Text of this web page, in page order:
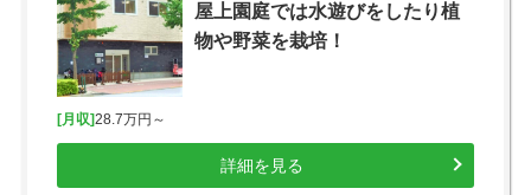
屋上園庭では水遊びをしたり植
物や野菜を栽培！
[月収]28.7万円～
詳細を見る